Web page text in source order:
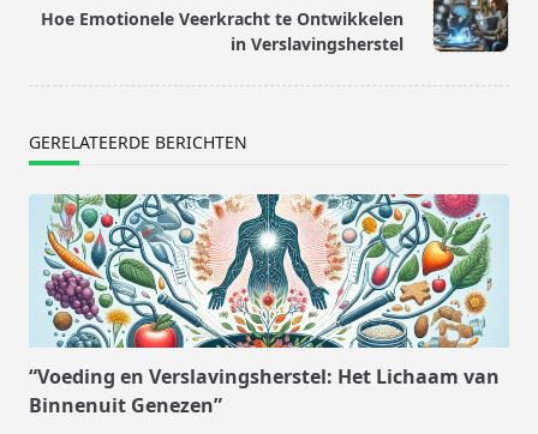
reader-
Hoe Emotionele Veerkracht te Ontwikkelen
in Verslavingsherstel
GERELATEERDE BERICHTEN
“Voeding en Verslavingsherstel: Het Lichaam van
Binnenuit Genezen”